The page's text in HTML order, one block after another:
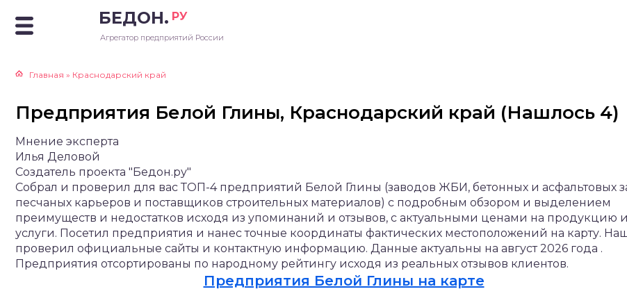
БЕДОН. РУ
Агрегатор предприятий России
Главная » Краснодарский край
Предприятия Белой Глины, Краснодарский край (Нашлось 4)
Мнение эксперта
Илья Деловой
Создатель проекта "Бедон.ру"
Собрал и проверил для вас ТОП-4 предприятий Белой Глины (заводов ЖБИ, бетонных и асфальтовых
песчаных карьеров и поставщиков строительных материалов) с подробным обзором и выделением
преимуществ и недостатков исходя из упоминаний и отзывов, с актуальными ценами на продукцию и
услуги. Посетил предприятия и нанес точные координаты фактических местоположений на карту.
проверил официальные сайты и контактную информацию. Данные актуальны на август 2026 года .
Предприятия отсортированы по народному рейтингу исходя из реальных отзывов клиентов.
Предприятия Белой Глины на карте